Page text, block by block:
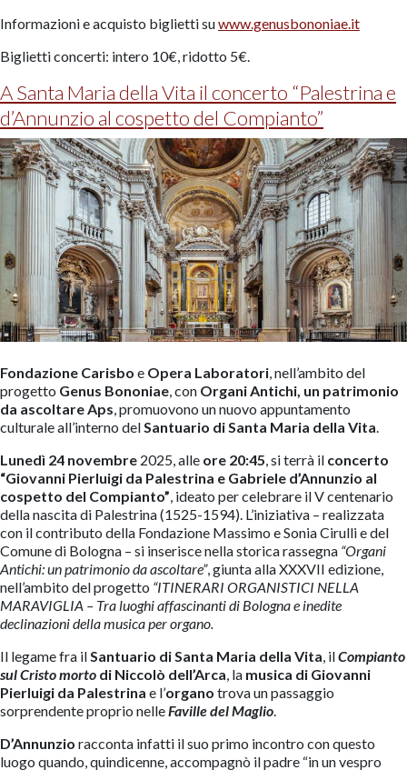
Informazioni e acquisto biglietti suwww.genusbononiae.it
Biglietti concerti: intero 10€, ridotto 5€.
A Santa Maria della Vita il concerto “Palestrina e
d’Annunzio al cospetto del Compianto”
Fondazione Carisbo e Opera Laboratori, nell’ambito del
progetto Genus Bononiae, con Organi Antichi, un patrimonio
da ascoltare Aps, promuovono un nuovo appuntamento
culturale all’interno delSantuario di Santa Maria della Vita.
Lunedì 24 novembre 2025, alle ore 20:45, si terrà il concerto
“Giovanni Pierluigi da Palestrina e Gabriele d’Annunzio al
cospetto del Compianto”, ideato per celebrare il V centenario
della nascita di Palestrina (1525-1594). L’iniziativa – realizzata
con il contributo della Fondazione Massimo e Sonia Cirulli e del
Comune di Bologna – si inserisce nella storica rassegna “Organi
Antichi: un patrimonio da ascoltare”, giunta alla XXXVII edizione,
nell’ambito del progetto “ITINERARI ORGANISTICI NELLA
MARAVIGLIA – Tra luoghi affascinanti di Bologna e inedite
declinazioni della musica per organo.
Il legame fra ilSantuario di Santa Maria della Vita, ilCompianto
sul Cristo morto di Niccolò dell’Arca, la musica di Giovanni
Pierluigi da Palestrina e l’organo trova un passaggio
sorprendente proprio nelleFaville del Maglio.
D’Annunzio racconta infatti il suo primo incontro con questo
luogo quando, quindicenne, accompagnò il padre “in un vespro